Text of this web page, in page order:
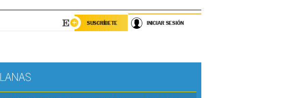
SUSCRÍBETE INICIAR SESIÓN